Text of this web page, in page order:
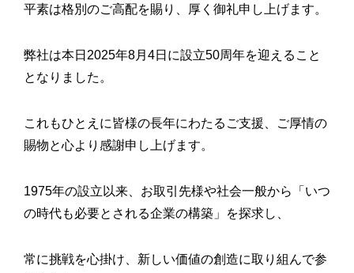
平素は格別のご高配を賜り、厚く御礼申し上げます。
弊社は本日2025年8月4日に設立50周年を迎えること
となりました。
これもひとえに皆様の長年にわたるご支援、ご厚情の
賜物と心より感謝申し上げます。
1975年の設立以来、お取引先様や社会一般から「いつ
の時代も必要とされる企業の構築」を探求し、
常に挑戦を心掛け、新しい価値の創造に取り組んで参